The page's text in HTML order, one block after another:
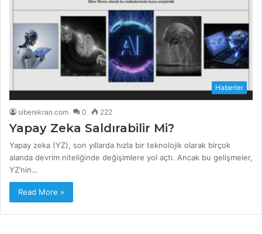
Haberler
siberekran.com 0 222
Yapay Zeka Saldırabilir Mi?
Yapay zeka (YZ), son yıllarda hızla bir teknolojik olarak birçok
alanda devrim niteliğinde değişimlere yol açtı. Ancak bu gelişmeler,
YZ’nin…
Read More »